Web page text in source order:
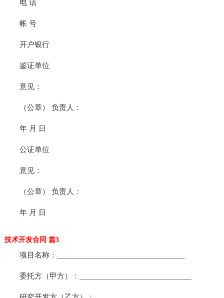
电 话
帐 号
开户银行
鉴证单位
意见：
（公章） 负责人：
年 月 日
公证单位
意见：
（公章） 负责人：
年 月 日
技术开发合同 篇3
项目名称：________________________________
委托方（甲方）：____________________________